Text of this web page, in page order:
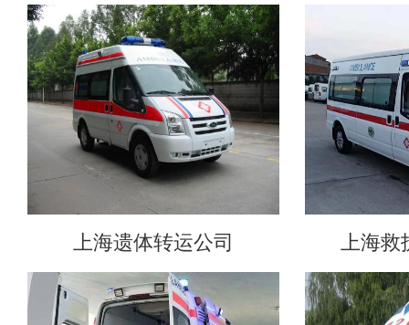
上海遗体转运公司 上海救